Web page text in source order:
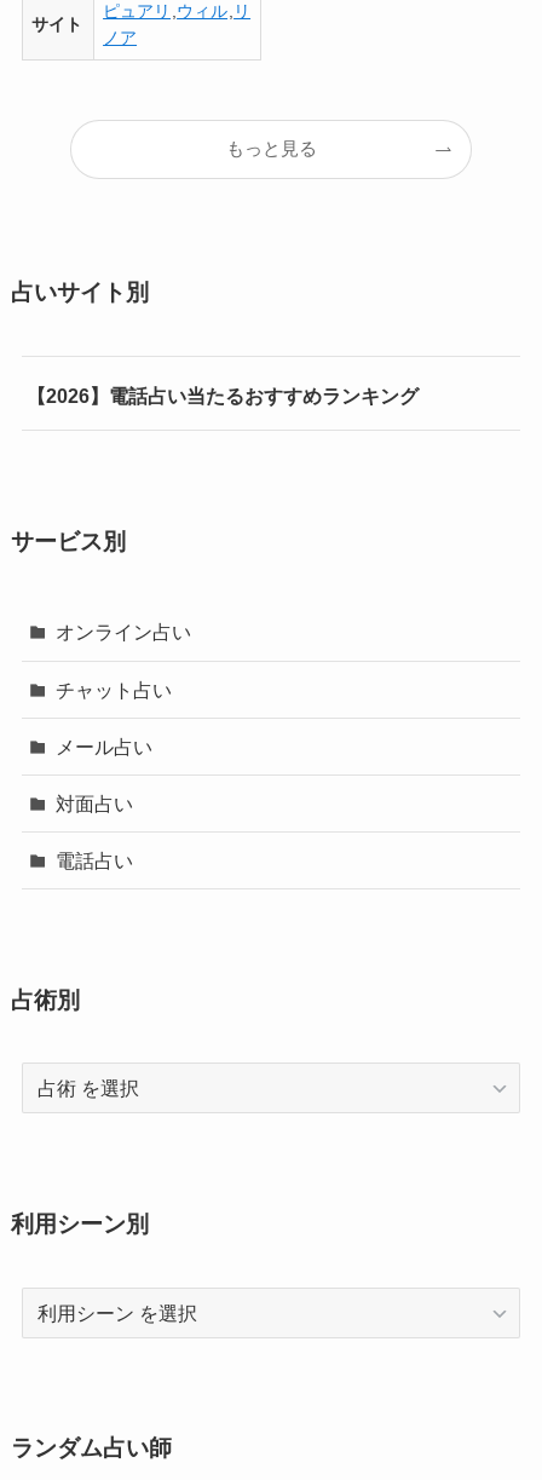
サイト
ピュアリ ,ウィル, リ
ノア
もっと見る
占いサイト別
【2026】電話占い当たるおすすめランキング
サービス別
オンライン占い
チャット占い
メール占い
対面占い
電話占い
占術別
術
利用シーン別
利
用
ン
ランダム占い師